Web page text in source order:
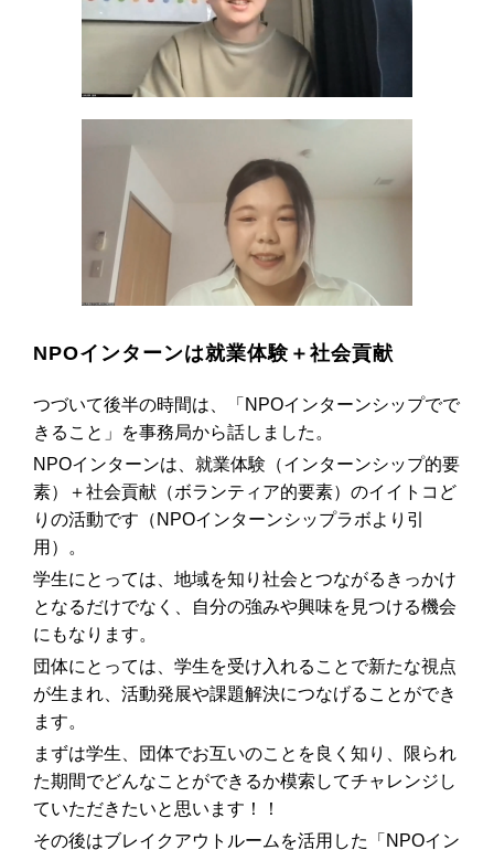
NPOインターンは就業体験＋社会貢献
つづいて後半の時間は、「NPOインターンシップでで
きること」を事務局から話しました。
NPOインターンは、就業体験（インターンシップ的要
素）＋社会貢献（ボランティア的要素）のイイトコど
りの活動です（NPOインターンシップラボより引
用）。
学生にとっては、地域を知り社会とつながるきっかけ
となるだけでなく、自分の強みや興味を見つける機会
にもなります。
団体にとっては、学生を受け入れることで新たな視点
が生まれ、活動発展や課題解決につなげることができ
ます。
まずは学生、団体でお互いのことを良く知り、限られ
た期間でどんなことができるか模索してチャレンジし
ていただきたいと思います！！
その後はブレイクアウトルームを活用した「NPOイン